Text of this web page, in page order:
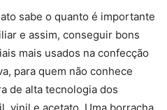
sabe o quanto é importante
e assim, conseguir bons
mais usados na confecção
para quem não conhece
de alta tecnologia dos